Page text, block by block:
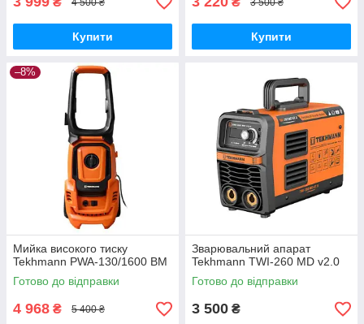
Купити Купити
–8%
Мийка високого тиску
Tekhmann PWA-130/1600 BM
Готово до відправки
4 968 ₴ 5 400 ₴
Зварювальний апарат
Tekhmann TWI-260 MD v2.0
Готово до відправки
3 500 ₴